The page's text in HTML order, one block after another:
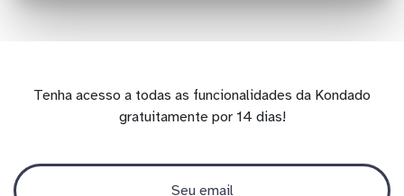
Tenha acesso a todas as funcionalidades da Kondado
gratuitamente por 14 dias!